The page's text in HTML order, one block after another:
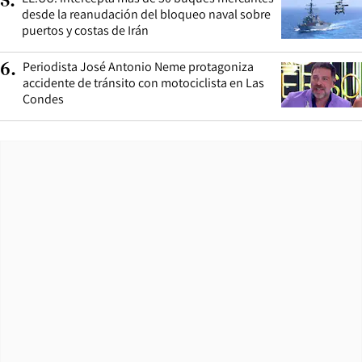
desde la reanudación del bloqueo naval sobre
puertos y costas de Irán
6. Periodista José Antonio Neme protagoniza
accidente de tránsito con motociclista en Las
Condes